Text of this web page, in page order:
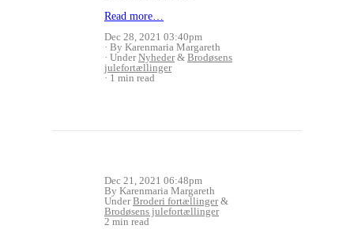
Read more…
Dec 28, 2021 03:40pm
By Karenmaria Margareth
UnderNyheder& Brodøsens
julefortællinger
1 min read
Dec 21, 2021 06:48pm
By Karenmaria Margareth
UnderBroderi fortællinger&
Brodøsens julefortællinger
2 min read